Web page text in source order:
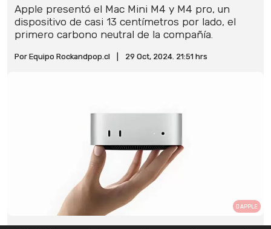
Apple presentó el Mac Mini M4 y M4 pro, un
dispositivo de casi 13 centímetros por lado, el
primero carbono neutral de la compañía.
Por Equipo Rockandpop.cl 29 Oct, 2024. 21:51 hrs
APPLE